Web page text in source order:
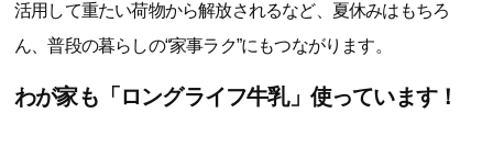
活用して重たい荷物から解放されるなど、夏休みはもちろ
ん、普段の暮らしの“家事ラク”にもつながります。
わが家も「ロングライフ牛乳」使っています！